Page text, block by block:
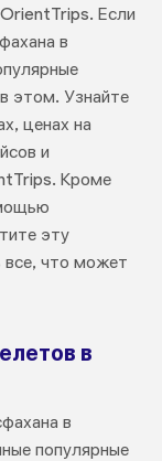
Если
в
этом. Узнайте
ценах на
и
Кроме
эту
все, что может
в
в
популярные